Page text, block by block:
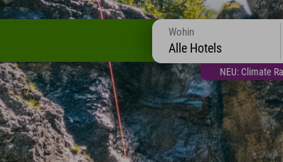
NEU: Climate
Wohin
Alle Hotels